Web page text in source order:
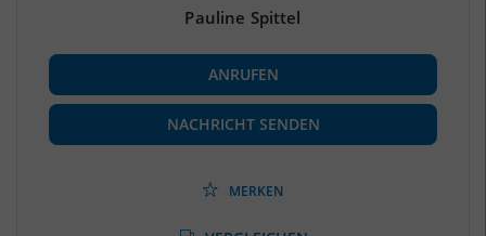
BESCHÄFTIGUNG
Beschäftigte
(Landkreis / Kreisfreie Stadt)
27.414
Pauline Spittel
ANRUFEN
NACHRICHT SENDEN
MERKEN